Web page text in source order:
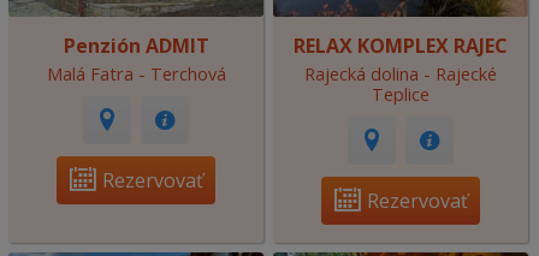
Penzión ADMIT
Malá Fatra - Terchová
Rezervovať
RELAX KOMPLEX RAJEC
Rajecká dolina - Rajecké
Teplice
Rezervovať